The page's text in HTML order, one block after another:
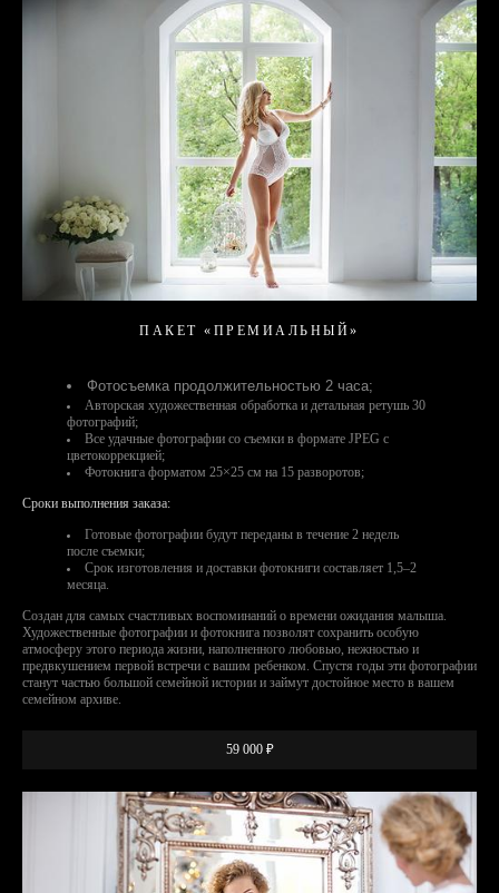
ПАКЕТ «ПРЕМИАЛЬНЫЙ»
Фотосъемка продолжительностью 2 часа;
Авторская художественная обработка и детальная ретушь 30
фотографий;
Все удачные фотографии со съемки в формате JPEG с
цветокоррекцией;
Фотокнига форматом 25×25 см на 15 разворотов;
Сроки выполнения заказа:
Готовые фотографии будут переданы в течение 2 недель
после съемки;
Срок изготовления и доставки фотокниги составляет 1,5–2
месяца.
Создан для самых счастливых воспоминаний о времени ожидания малыша.
Художественные фотографии и фотокнига позволят сохранить особую
атмосферу этого периода жизни, наполненного любовью, нежностью и
предвкушением первой встречи с вашим ребенком. Спустя годы эти фотографии
станут частью большой семейной истории и займут достойное место в вашем
семейном архиве.
59 000 ₽